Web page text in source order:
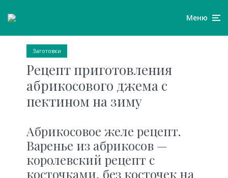
Меню
Заготовки
Рецепт приготовления
абрикосового джема с
пектином на зиму
Абрикосовое желе рецепт.
Варенье из абрикосов —
королевский рецепт с
косточками, без косточек на